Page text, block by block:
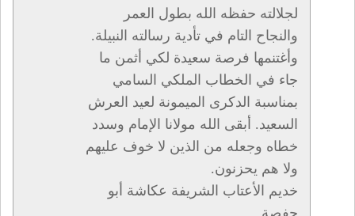
لجلالته حفظه الله بطول العمر
والنجاح التام في تأدية رسالته النبيلة.
وأغتنمها فرصة سعيدة لكي أثمن ما
جاء في الخطاب الملكي السامي
بمناسبة الدكرى الميمونة لعيد العرش
السعيد. أبقى الله مولانا الإمام وسدد
خطاه وجعله من الذين لا خوف عليهم
ولا هم يحزنون.
خديم الأعتاب الشريفة عكاشة أبو
حفصة